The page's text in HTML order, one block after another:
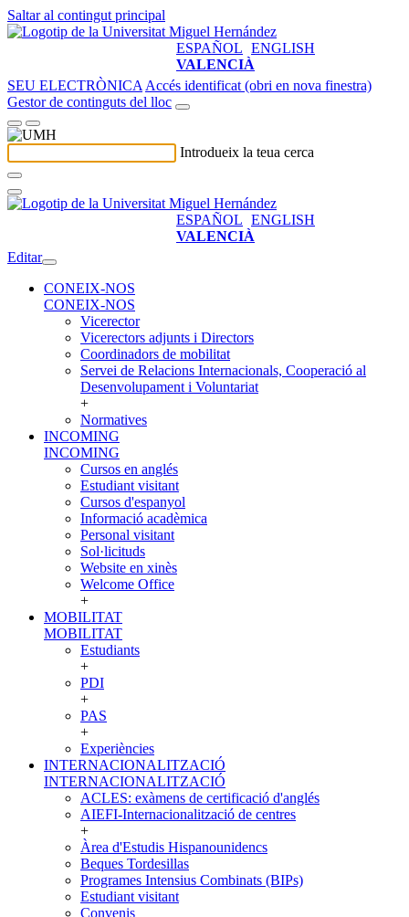
Saltar al contingut principal
ESPAÑOL ENGLISH
VALENCIÀ
SEU ELECTRÒNICA Accés identificat (obri en nova finestra)
Gestor de continguts del lloc
Introdueix la teua cerca
ESPAÑOL ENGLISH
VALENCIÀ
Editar
CONEIX-NOS
CONEIX-NOS
Vicerector
Vicerectors adjunts i Directors
Coordinadors de mobilitat
Servei de Relacions Internacionals, Cooperació al
Desenvolupament i Voluntariat
+
Normatives
INCOMING
INCOMING
Cursos en anglés
Estudiant visitant
Cursos d'espanyol
Informació acadèmica
Personal visitant
Sol·licituds
Website en xinès
Welcome Office
+
MOBILITAT
MOBILITAT
Estudiants
+
PDI
+
PAS
+
Experiències
INTERNACIONALITZACIÓ
INTERNACIONALITZACIÓ
ACLES: exàmens de certificació d'anglés
AIEFI-Internacionalització de centres
+
Àrea d'Estudis Hispanounidencs
Beques Tordesillas
Programes Intensius Combinats (BIPs)
Estudiant visitant
Convenis